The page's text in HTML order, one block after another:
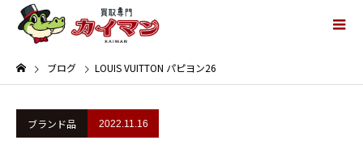
ブログ LOUIS VUITTON パピヨン26
ブランド品 2022.11.16